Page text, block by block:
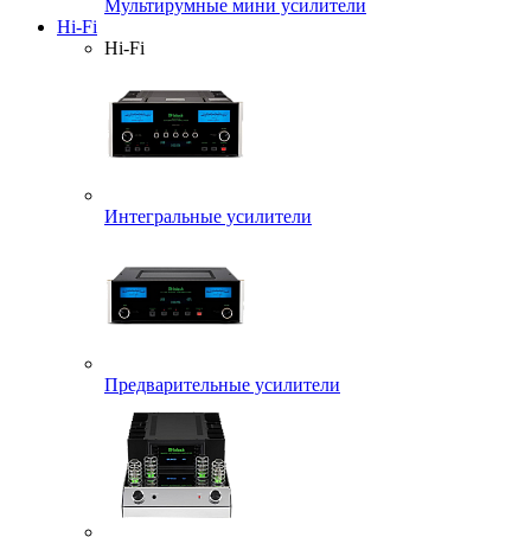
Мультирумные мини усилители
Hi-Fi
Hi-Fi
Интегральные усилители
Предварительные усилители